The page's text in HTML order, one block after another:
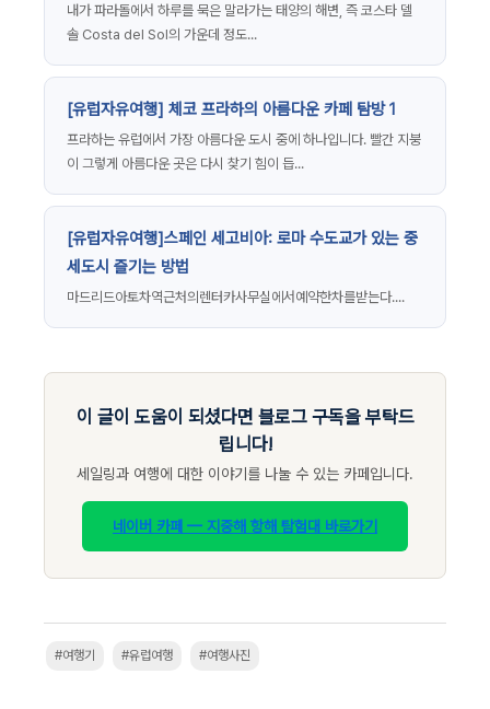
내가 파라돌에서 하루를 묵은 말라가는 태양의 해변, 즉 코스타 델
솔 Costa del Sol의 가운데 정도...
[유럽자유여행] 체코 프라하의 아름다운 카페 탐방 1
프라하는 유럽에서 가장 아름다운 도시 중에 하나입니다. 빨간 지붕
이 그렇게 아름다운 곳은 다시 찾기 힘이 듭...
[유럽자유여행]스페인 세고비아: 로마 수도교가 있는 중
세도시 즐기는 방법
마드리드아토차역근처의렌터카사무실에서예약한차를받는다....
이 글이 도움이 되셨다면 블로그 구독을 부탁드
립니다!
세일링과 여행에 대한 이야기를 나눌 수 있는 카페입니다.
네이버 카페 — 지중해 항해 탐험대 바로가기
#여행기 #유럽여행 #여행사진